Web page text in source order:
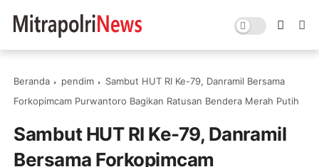
Beranda pendim
Sambut HUT RI Ke-79, Danramil Bersama
Forkopimcam Purwantoro Bagikan Ratusan Bendera Merah Putih
Sambut HUT RI Ke-79, Danramil
Bersama Forkopimcam